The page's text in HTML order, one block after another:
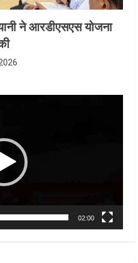
ने आरडीएसएस योजना
02:00